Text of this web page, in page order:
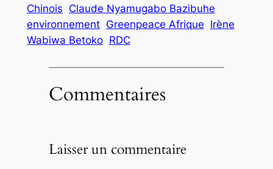
Chinois Claude Nyamugabo Bazibuhe
environnement Greenpeace Afrique Irène
Wabiwa Betoko RDC
Commentaires
Laisser un commentaire